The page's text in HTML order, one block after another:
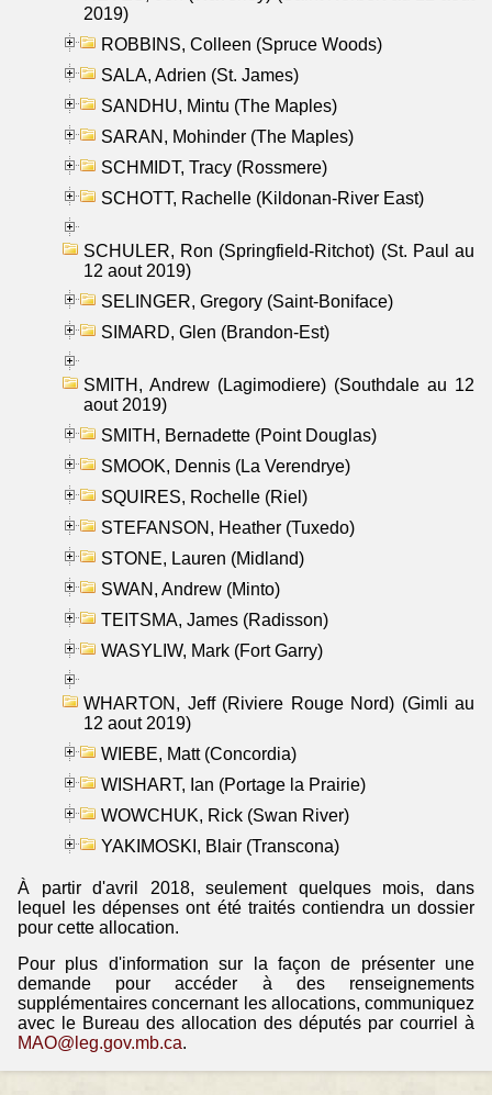
2019)
ROBBINS, Colleen (Spruce Woods)
SALA, Adrien (St. James)
SANDHU, Mintu (The Maples)
SARAN, Mohinder (The Maples)
SCHMIDT, Tracy (Rossmere)
SCHOTT, Rachelle (Kildonan-River East)
SCHULER, Ron (Springfield-Ritchot) (St. Paul au
12 aout 2019)
SELINGER, Gregory (Saint-Boniface)
SIMARD, Glen (Brandon-Est)
SMITH, Andrew (Lagimodiere) (Southdale au 12
aout 2019)
SMITH, Bernadette (Point Douglas)
SMOOK, Dennis (La Verendrye)
SQUIRES, Rochelle (Riel)
STEFANSON, Heather (Tuxedo)
STONE, Lauren (Midland)
SWAN, Andrew (Minto)
TEITSMA, James (Radisson)
WASYLIW, Mark (Fort Garry)
WHARTON, Jeff (Riviere Rouge Nord) (Gimli au
12 aout 2019)
WIEBE, Matt (Concordia)
WISHART, Ian (Portage la Prairie)
WOWCHUK, Rick (Swan River)
YAKIMOSKI, Blair (Transcona)
À partir d'avril 2018, seulement quelques mois, dans
lequel les dépenses ont été traités contiendra un dossier
pour cette allocation.
Pour plus d'information sur la façon de présenter une
demande pour accéder à des renseignements
supplémentaires concernant les allocations, communiquez
avec le Bureau des allocation des députés par courriel à
MAO@leg.gov.mb.ca.